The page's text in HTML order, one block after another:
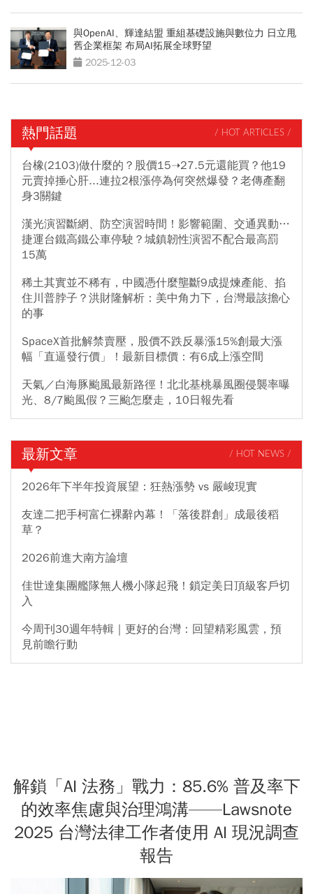
與OpenAI、輝達結盟 重組基礎設施與數位力 日立甩
舊企業框架 布局AI拓展全球野望
2025-12-03
熱門話題 / HOT ARTICLES /
台橡(2103)做什麼的？股價15➝27.5元還能買？他19
元賣掉捶心肝...連拉2根漲停為何突然爆發？老傳產翻
身3關鍵
漢光演習斷網、防空演習時間！影響範圍、交通異動…
捷運台鐵高鐵公車停駛？城鎮韌性演習不配合最高罰
15萬
稀土其實並不稀有，中國憑什麼壟斷9成提煉產能、掐
住川普脖子？洪財隆解析：美中角力下，台灣最該擔心
的事
SpaceX首批解禁賣壓，股價不跌反暴漲15%創最大漲
幅「直逼發行價」！最新目標價：有6成上漲空間
天氣／白海豚颱風最新路徑！北北基桃暴風圈侵襲率曝
光、8/7颱風假？三颱怎麼走，10日報先看
最新文章 / HOT NEWS /
2026年下半年投資展望：狂熱漲勢 vs 嚴峻現實
友達二把手柯富仁裸辭內幕！「落後群創」成最後稻
草？
2026前進大南方論壇
佳世達集團艦隊無人機小隊起飛！鎖定美日頂級客戶切
入
今周刊30週年特輯｜更好的台灣：回望精彩風雲，預
見前瞻行動
解鎖「AI 法務」戰力：85.6% 普及率下
的效率焦慮與治理鴻溝——Lawsnote
2025 台灣法律工作者使用 AI 現況調查
報告